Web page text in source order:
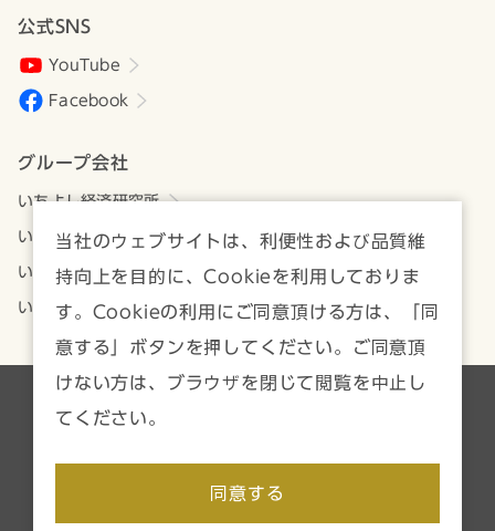
公式SNS
YouTube
Facebook
グループ会社
いちよし経済研究所
いちよしアセットマネジメント
いちよしビジネスサービス
いちよしIFA
当社のウェブサイトは、利便性および品質維
持向上を目的に、Cookieを利用しておりま
す。Cookieの利用にご同意頂ける方は、「同
意する」ボタンを押してください。ご同意頂
けない方は、ブラウザを閉じて閲覧を中止し
てください。
同意する